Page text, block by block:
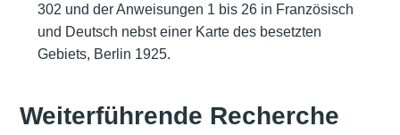
302 und der Anweisungen 1 bis 26 in Französisch
und Deutsch nebst einer Karte des besetzten
Gebiets, Berlin 1925.
Weiterführende Recherche